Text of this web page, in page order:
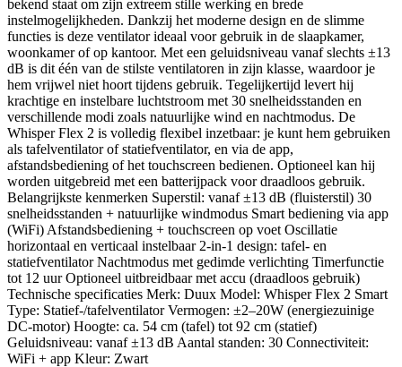
bekend staat om zijn extreem stille werking en brede
instelmogelijkheden. Dankzij het moderne design en de slimme
functies is deze ventilator ideaal voor gebruik in de slaapkamer,
woonkamer of op kantoor. Met een geluidsniveau vanaf slechts ±13
dB is dit één van de stilste ventilatoren in zijn klasse, waardoor je
hem vrijwel niet hoort tijdens gebruik. Tegelijkertijd levert hij
krachtige en instelbare luchtstroom met 30 snelheidsstanden en
verschillende modi zoals natuurlijke wind en nachtmodus. De
Whisper Flex 2 is volledig flexibel inzetbaar: je kunt hem gebruiken
als tafelventilator of statiefventilator, en via de app,
afstandsbediening of het touchscreen bedienen. Optioneel kan hij
worden uitgebreid met een batterijpack voor draadloos gebruik.
Belangrijkste kenmerken Superstil: vanaf ±13 dB (fluisterstil) 30
snelheidsstanden + natuurlijke windmodus Smart bediening via app
(WiFi) Afstandsbediening + touchscreen op voet Oscillatie
horizontaal en verticaal instelbaar 2-in-1 design: tafel- en
statiefventilator Nachtmodus met gedimde verlichting Timerfunctie
tot 12 uur Optioneel uitbreidbaar met accu (draadloos gebruik)
Technische specificaties Merk: Duux Model: Whisper Flex 2 Smart
Type: Statief-/tafelventilator Vermogen: ±2–20W (energiezuinige
DC-motor) Hoogte: ca. 54 cm (tafel) tot 92 cm (statief)
Geluidsniveau: vanaf ±13 dB Aantal standen: 30 Connectiviteit:
WiFi + app Kleur: Zwart